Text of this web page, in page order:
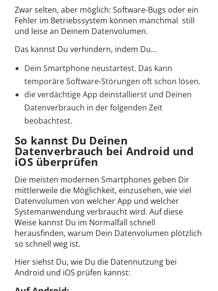
Zwar selten, aber möglich: Software-Bugs oder ein
Fehler im Betriebssystem können manchmal still
und leise an Deinem Datenvolumen.
Das kannst Du verhindern, indem Du…
Dein Smartphone neustartest. Das kann
temporäre Software-Störungen oft schon lösen.
die verdächtige App deinstallierst und Deinen
Datenverbrauch in der folgenden Zeit
beobachtest.
So kannst Du Deinen
Datenverbrauch bei Android und
iOS überprüfen
Die meisten modernen Smartphones geben Dir
mittlerweile die Möglichkeit, einzusehen, wie viel
Datenvolumen von welcher App und welcher
Systemanwendung verbraucht wird. Auf diese
Weise kannst Du im Normalfall schnell
herausfinden, warum Dein Datenvolumen plötzlich
so schnell weg ist.
Hier siehst Du, wie Du die Datennutzung bei
Android und iOS prüfen kannst: